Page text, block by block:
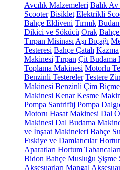
Avcılık Malzemeleri Balık
Scooter Bisiklet Elektrikli
Bahçe Eldiveni Tırmık
Dikici ve Sökücü Orak
Tırpan Misinası Aşı Bıçağı
Testeresi Bahçe Çatalı Kazma
Makinesi Tırpan Çit Budama
Toplama Makinesi Motorlu
Benzinli Testereler Testere
Makinesi Benzinli Çim
Makinesi Kenar Kesme
Pompa Santrifüj Pompa
Motoru Hasat Makinesi Dal
Makinesi Dal Budama
ve İnşaat Makineleri Bahçe
Fıskiye ve Damlatıcılar
Aparatları Hortum Tabancaları
Bidon Bahçe Musluğu Şişme
Aksesuarları Mangal